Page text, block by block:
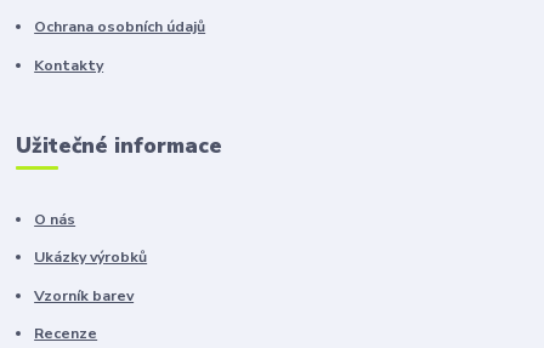
Ochrana osobních údajů
Kontakty
Užitečné informace
O nás
Ukázky výrobků
Vzorník barev
Recenze